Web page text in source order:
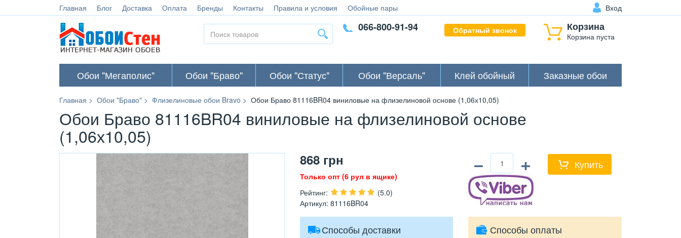
Главная Блог Доставка Оплата Бренды Контакты Правила и условия Обойные пары Вход
Корзина
Корзина пуста
066-800-91-94 Обратный звонок
Обои "Мегаполис" Обои "Браво" Обои "Статус" Обои "Версаль" Клей обойный Заказные обои
Главная Обои "Браво" Флизелиновые обои Bravo Обои Браво 81116BR04 виниловые на флизелиновой основе (1,06х10,05)
Обои Браво 81116BR04 виниловые на флизелиновой основе
(1,06х10,05)
868 грн
Только опт (6 рул в ящике)
Рейтинг:
(5.0)
Артикул: 81116BR04
− + Купить
Способы доставки Способы оплаты